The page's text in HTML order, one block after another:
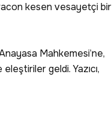
kesen vesayetçi bir
Mahkemesi’ne,
geldi. Yazıcı,